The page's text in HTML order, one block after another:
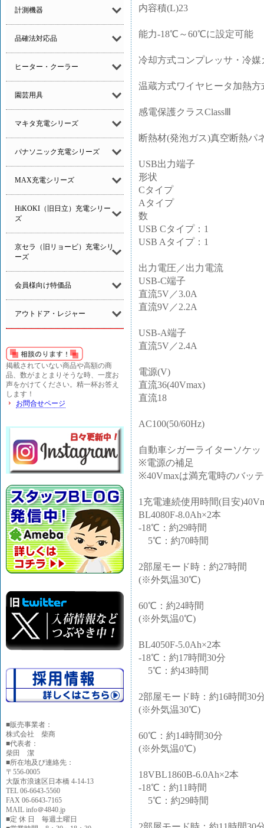
計測機器
品確法対応品
ヒーター・クーラー
園芸用具
マキタ充電シリーズ
パナソニック充電シリーズ
MAX充電シリーズ
HiKOKI（旧日立）充電シリー
ズ
京セラ（旧リョービ）充電シリ
ーズ
会員様向け特価品
アウトドア・レジャー
掲載されていない商品や高額の商
品、数がまとまりそうな時、一度お
声をかけてください。精一杯お答え
します！
お問合せページ
■販売事業者：
株式会社 柴商
■代表者：
柴田 潔
■所在地及び連絡先：
〒556-0005
大阪市浪速区日本橋 4-14-13
TEL 06-6643-5560
FAX 06-6643-7165
MAIL info＠4840.jp
■定 休 日 毎週土曜日
内容積(L)23
能力-18℃～60℃に設定可能
冷却方式コンプレッサ・冷媒
温蔵方式ワイヤヒータ加熱方
感電保護クラスClassⅢ
断熱材(発泡ガス)真空断熱パ
USB出力端子
形状
Cタイプ
Aタイプ
数
USB Cタイプ：1
USB Aタイプ：1
出力電圧／出力電流
USB-C端子
直流5V／3.0A
直流9V／2.2A
USB-A端子
直流5V／2.4A
電源(V)
直流36(40Vmax)
直流18
AC100(50/60Hz)
自動車シガーライターソケッ
※電源の補足
※40Vmaxは満充電時のバッ
1充電連続使用時間(目安
BL4080F-8.0Ah×2本
-18℃：約29時間
5℃：約70時間
2部屋モード時：約27時間
(※外気温30℃)
60℃：約24時間
(※外気温0℃)
BL4050F-5.0Ah×2本
-18℃：約17時間30分
5℃：約43時間
2部屋モード時：約16時間30
(※外気温30℃)
60℃：約14時間30分
(※外気温0℃)
18VBL1860B-6.0Ah×2本
-18℃：約11時間
5℃：約29時間